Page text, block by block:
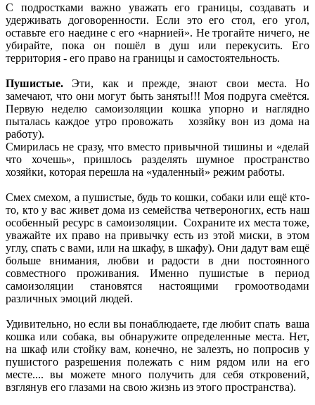
С подростками важно уважать его границы, создавать и
удерживать договоренности. Если это его стол, его угол,
оставьте его наедине с его «нарнией». Не трогайте ничего, не
убирайте, пока он пошёл в душ или перекусить. Его
территория - его право на границы и самостоятельность.
Пушистые. Эти, как и прежде, знают свои места. Но
замечают, что они могут быть заняты!!! Моя подруга смеётся.
Первую неделю самоизоляции кошка упорно и наглядно
пыталась каждое утро провожать хозяйку вон из дома на
работу).
Смирилась не сразу, что вместо привычной тишины и «делай
что хочешь», пришлось разделять шумное пространство
хозяйки, которая перешла на «удаленный» режим работы.
Смех смехом, а пушистые, будь то кошки, собаки или ещё кто-
то, кто у вас живет дома из семейства четвероногих, есть наш
особенный ресурс в самоизоляции. Сохраните их места тоже,
уважайте их право на привычку есть из этой миски, в этом
углу, спать с вами, или на шкафу, в шкафу). Они дадут вам ещё
больше внимания, любви и радости в дни постоянного
совместного проживания. Именно пушистые в период
самоизоляции становятся настоящими громоотводами
различных эмоций людей.
Удивительно, но если вы понаблюдаете, где любит спать ваша
кошка или собака, вы обнаружите определенные места. Нет,
на шкаф или стойку вам, конечно, не залезть, но попросив у
пушистого разрешения полежать с ним рядом или на его
месте.... вы можете много получить для себя откровений,
взглянув его глазами на свою жизнь из этого пространства).